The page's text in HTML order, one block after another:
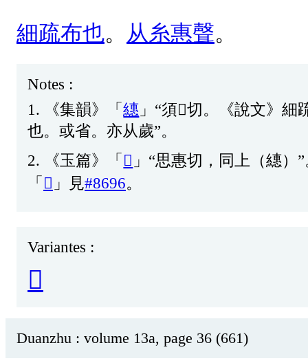
細疏布也。 从糸惠聲。
Notes :
1.
《集韻》「繐 」“須𨦣切。《說文》細
也。 或省。 亦从歲”。
2.
《玉篇》「𦄑 」“思惠切 ， 同 上 （繐）
「𦄑 」 見#8696。
Variantes :
𦅵
Duanzhu : volume 13a, page 36 (661)